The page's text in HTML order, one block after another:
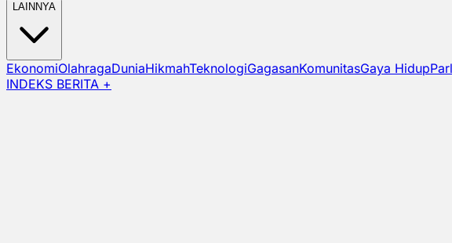
LAINNYA
EkonomiOlahragaDuniaHikmahTeknologiGagasanKomunitasGaya Hidup
INDEKS BERITA +